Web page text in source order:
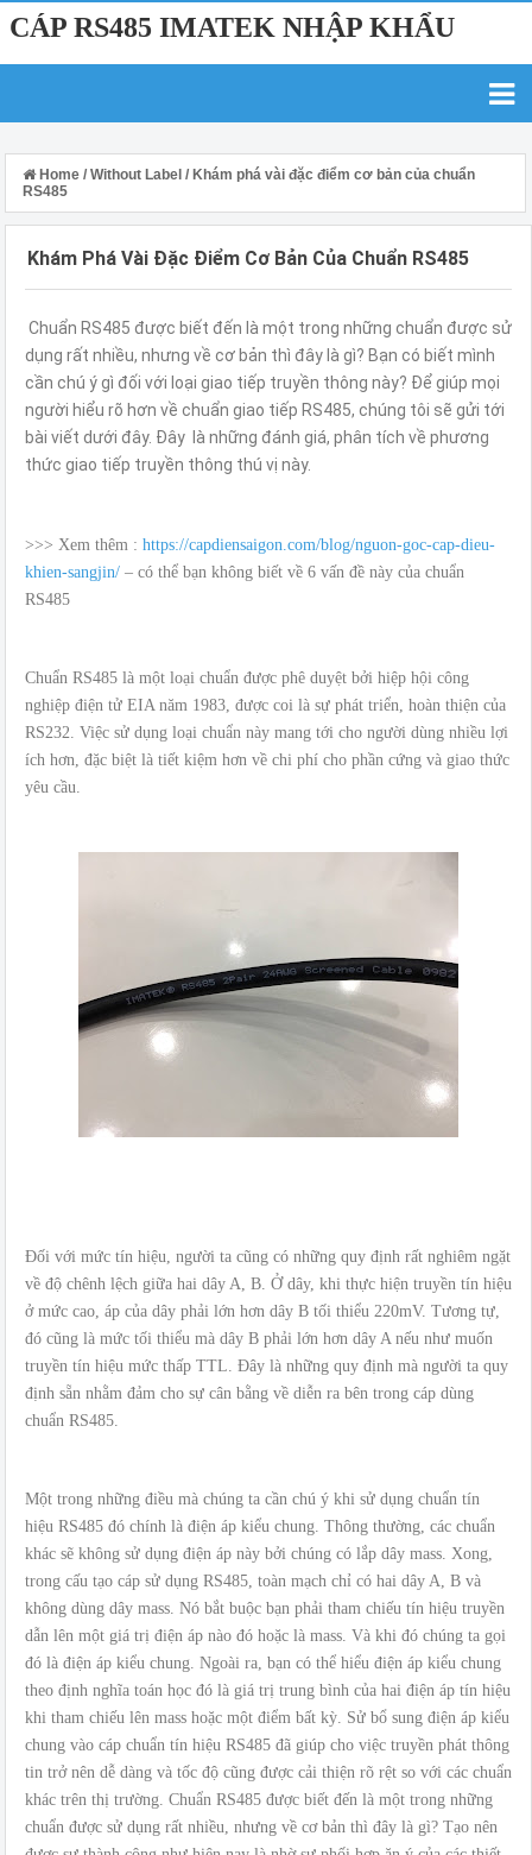
CÁP RS485 IMATEK NHẬP KHẨU
Home / Without Label / Khám phá vài đặc điểm cơ bản của chuẩn
RS485
Khám Phá Vài Đặc Điểm Cơ Bản Của Chuẩn RS485
Chuẩn RS485 được biết đến là một trong những chuẩn được sử
dụng rất nhiều, nhưng về cơ bản thì đây là gì? Bạn có biết mình
cần chú ý gì đối với loại giao tiếp truyền thông này? Để giúp mọi
người hiểu rõ hơn về chuẩn giao tiếp RS485, chúng tôi sẽ gửi tới
bài viết dưới đây. Đây là những đánh giá, phân tích về phương
thức giao tiếp truyền thông thú vị này.
>>> Xem thêm : https://capdiensaigon.com/blog/nguon-goc-cap-dieu-
khien-sangjin/ – có thể bạn không biết về 6 vấn đề này của chuẩn
RS485
Chuẩn RS485 là một loại chuẩn được phê duyệt bởi hiệp hội công
nghiệp điện tử EIA năm 1983, được coi là sự phát triển, hoàn thiện của
RS232. Việc sử dụng loại chuẩn này mang tới cho người dùng nhiều lợi
ích hơn, đặc biệt là tiết kiệm hơn về chi phí cho phần cứng và giao thức
yêu cầu.
Đối với mức tín hiệu, người ta cũng có những quy định rất nghiêm ngặt
về độ chênh lệch giữa hai dây A, B. Ở dây, khi thực hiện truyền tín hiệu
ở mức cao, áp của dây phải lớn hơn dây B tối thiểu 220mV. Tương tự,
đó cũng là mức tối thiểu mà dây B phải lớn hơn dây A nếu như muốn
truyền tín hiệu mức thấp TTL. Đây là những quy định mà người ta quy
định sẵn nhằm đảm cho sự cân bằng về diễn ra bên trong cáp dùng
chuẩn RS485.
Một trong những điều mà chúng ta cần chú ý khi sử dụng chuẩn tín
hiệu RS485 đó chính là điện áp kiểu chung. Thông thường, các chuẩn
khác sẽ không sử dụng điện áp này bởi chúng có lắp dây mass. Xong,
trong cấu tạo cáp sử dụng RS485, toàn mạch chỉ có hai dây A, B và
không dùng dây mass. Nó bắt buộc bạn phải tham chiếu tín hiệu truyền
dẫn lên một giá trị điện áp nào đó hoặc là mass. Và khi đó chúng ta gọi
đó là điện áp kiểu chung. Ngoài ra, bạn có thể hiểu điện áp kiểu chung
theo định nghĩa toán học đó là giá trị trung bình của hai điện áp tín hiệu
khi tham chiếu lên mass hoặc một điểm bất kỳ. Sử bổ sung điện áp kiểu
chung vào cáp chuẩn tín hiệu RS485 đã giúp cho việc truyền phát thông
tin trở nên dễ dàng và tốc độ cũng được cải thiện rõ rệt so với các chuẩn
khác trên thị trường. Chuẩn RS485 được biết đến là một trong những
chuẩn được sử dụng rất nhiều, nhưng về cơ bản thì đây là gì? Tạo nên